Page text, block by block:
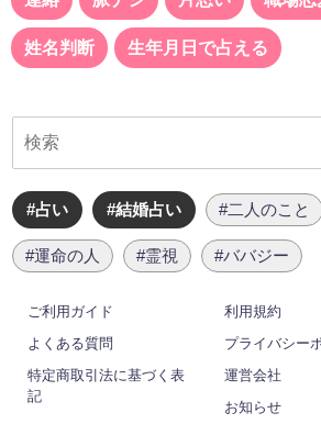
姓名判断 生年月日で占える
#占い #結婚占い #二人のこと
#運命の人 #霊視 #ババジー
ご利用ガイド
利用規約
よくある質問
プライバシー
特定商取引法に基づく表
記
運営会社
お知らせ